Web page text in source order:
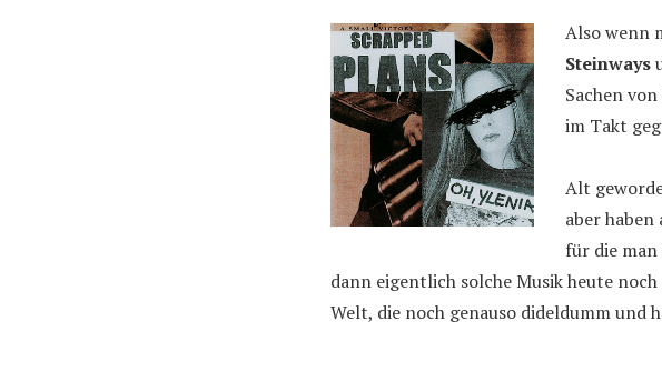
Also wenn
Steinways
Sachen von
im Takt
Alt
aber
für die
dann eigentlich solche Musik heute
Welt, die noch genauso dideldumm und